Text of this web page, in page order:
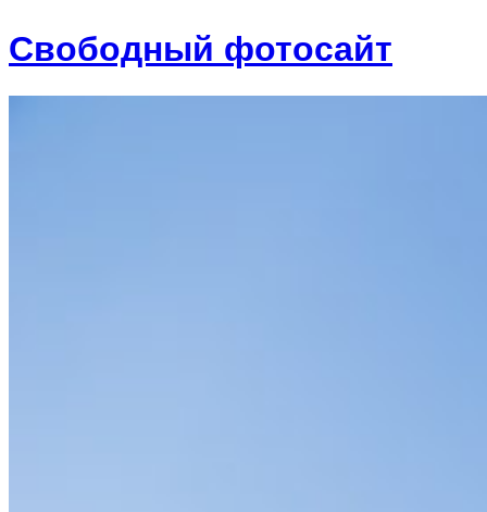
Свободный фотосайт